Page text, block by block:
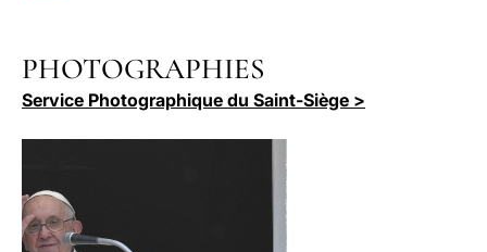
PHOTOGRAPHIES
Service Photographique du Saint-Siège >